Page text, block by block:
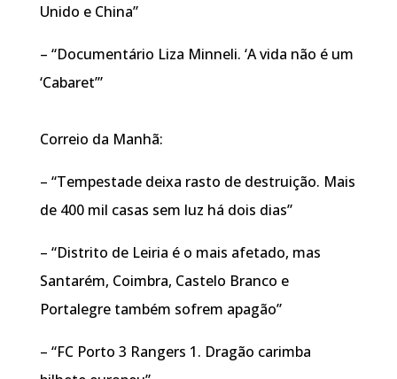
Unido e China”
– “Documentário Liza Minneli. ‘A vida não é um
‘Cabaret’”
Correio da Manhã:
– “Tempestade deixa rasto de destruição. Mais
de 400 mil casas sem luz há dois dias”
– “Distrito de Leiria é o mais afetado, mas
Santarém, Coimbra, Castelo Branco e
Portalegre também sofrem apagão”
– “FC Porto 3 Rangers 1. Dragão carimba